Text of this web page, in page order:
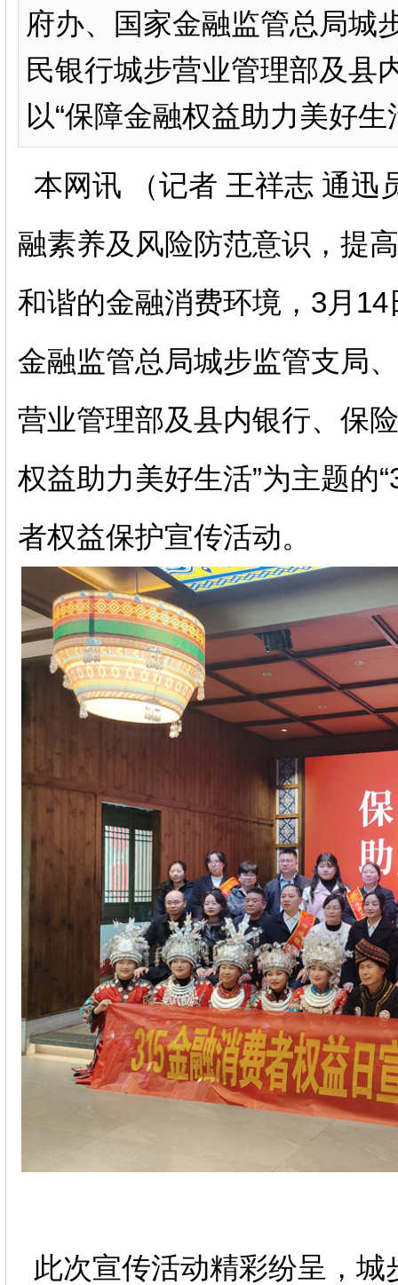
府办、国家金融监管总局城
民银行城步营业管理部及县
以“保障金融权益助力美好生
本网讯 （记者 王祥志 通迅
融素养及风险防范意识，提
和谐的金融消费环境，3月
金融监管总局城步监管支局
营业管理部及县内银行、保
权益助力美好生活”为主题的
者权益保护宣传活动。
此次宣传活动精彩纷呈，